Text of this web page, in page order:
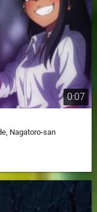
0:07
Nagatoro-san